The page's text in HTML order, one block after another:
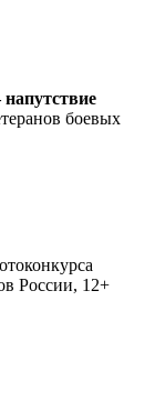
боевых
России, 12+